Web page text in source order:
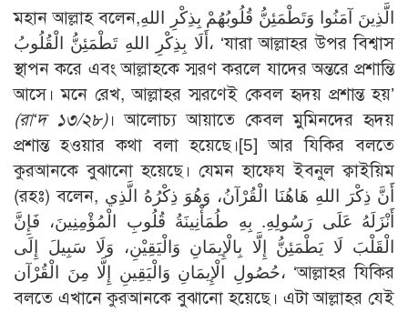
মহান আল্লাহ বলেন,الَّذِينَ آمَنُوا وَتَطْمَئِنُّ قُلُوبُهُمْ بِذِكْرِ اللهِ
أَلَا بِذِكْرِ اللهِ تَطْمَئِنُّ الْقُلُوبُ، ‘যারা আল্লাহর উপর বিশ্বাস
স্থাপন করে এবং আল্লাহকে স্মরণ করলে যাদের অন্তরে প্রশান্তি
আসে। মনে রেখ, আল্লাহর স্মরণেই কেবল হৃদয় প্রশান্ত হয়’
(রা‘দ ১৩/২৮)। আলোচ্য আয়াতে কেবল মুমিনদের হৃদয়
প্রশান্ত হওয়ার কথা বলা হয়েছে।[5] আর যিকির বলতে
কুরআনকে বুঝানো হয়েছে। যেমন হাফেয ইবনুল ক্বাইয়িম
(রহঃ) বলেন, أَنَّ ذِكْرَ اللهِ هَاهُنَا الْقُرْآنُ، وَهُوَ ذِكْرُهُ الَّذِي
أَنْزَلَهُ عَلَى رَسُولِهِ. بِهِ طُمَأْنِينَةُ قُلُوبِ الْمُؤْمِنِينَ، فَإِنَّ
الْقَلْبَ لَا يَطْمَئِنُّ إِلَّا بِالْإِيمَانِ وَالْيَقِيْنِ، وَلَا سَبِيلَ إِلَى
حُصُولِ الْإِيمَانِ وَالْيَقِينِ إِلَّا مِنَ الْقُرْآن، ‘আল্লাহর যিকির
বলতে এখানে কুরআনকে বুঝানো হয়েছে। এটা আল্লাহর যেই